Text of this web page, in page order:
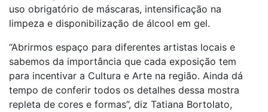
uso obrigatório de máscaras, intensificação na
limpeza e disponibilização de álcool em gel.
“Abrirmos espaço para diferentes artistas locais e
sabemos da importância que cada exposição tem
para incentivar a Cultura e Arte na região. Ainda dá
tempo de conferir todos os detalhes dessa mostra
repleta de cores e formas”, diz Tatiana Bortolato,